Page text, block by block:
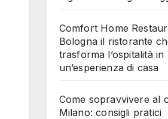
Comfort Home
Bologna il ristorante
trasforma l’ospitalità in
un’esperienza di casa
Come sopravvivere al
Milano: consigli pratici